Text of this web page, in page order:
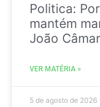
Politica:
mantém
João
VER MATÉRIA »
5 de agosto de 2026